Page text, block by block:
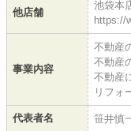
他店舗
池袋本
https://
事業内容
不動産
不動産
不動産
リフォ
代表者名 笹井慎